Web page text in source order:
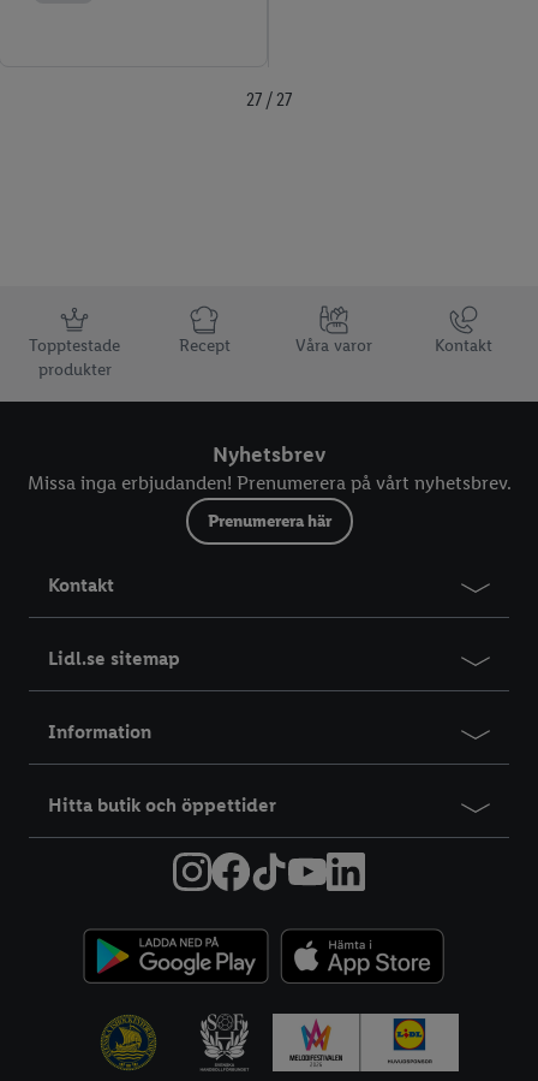
27 / 27
Information
Topptestade
produkter
Recept Våra varor Kontakt
Nyhetsbrev
Missa inga erbjudanden! Prenumerera på vårt nyhetsbrev.
Prenumerera här
Kontakt
Lidl.se sitemap
Information
Hitta butik och öppettider